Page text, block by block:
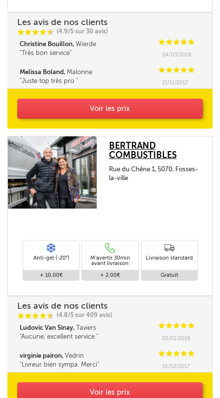
Les avis de nos clients
CCCCi
@ (4.9/5 sur 30 avis)
Christine Bouillon, Wierde CCCCC
Très bon service
04/03/2018
Melissa Boland, Malonne CCCCC
Juste top très pro
21/11/2017
Voir les prix
BERTRAND
COMBUSTIBLES
Rue du Chêne 1, 5070, Fosses-
la-ville
Anti-gel (-20°)
+ 10,00€
M'avertir 30min
avant livraison
+ 2,00€
Livraison standard
Gratuit
Les avis de nos clients
CCCCi
@ (4.8/5 sur 409 avis)
Ludovic Van Sinay, Taviers CCCCC
Aucune, excellent service.
05/01/2019
virginie pairon, Vedrin CCCCC
Livreur bien sympa. Merci
16/02/2017
Voir les prix